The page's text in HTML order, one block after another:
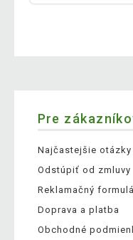
Pre
Najčastejšie
Odstúpiť od zmluvy
Reklamačný
Doprava a platba
Obchodné